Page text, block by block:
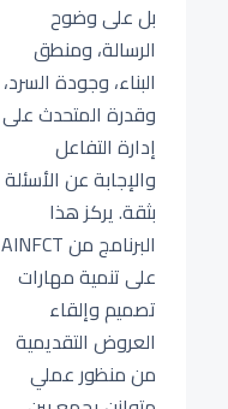
بل على وضوح
الرسالة، ومنطق
البناء، وجودة السرد،
وقدرة المتحدث على
إدارة التفاعل
والإجابة عن الأسئلة
بثقة. يركز هذا
البرنامج من AINFCT
على تنمية مهارات
تصميم وإلقاء
العروض التقديمية
من منظور عملي